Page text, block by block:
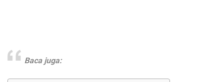
Baca juga: